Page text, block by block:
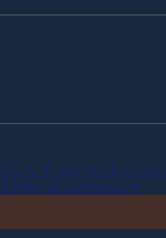
30 maj: Skräll på lut i
följer du travfesten i tv